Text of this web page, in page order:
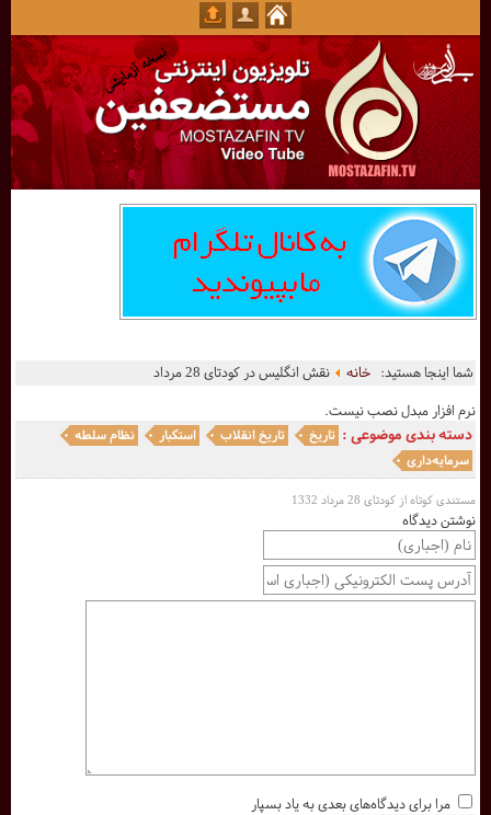
شما اینجا هستید:خانه
نقش انگلیس در کودتای 28 مرداد
نرم افزار مبدل نصب نیست.
دسته بندی موضوعی : تاریخ تاریخ انقلاب استکبار
نظام سلطه
سرمایه‌داری
مستندی کوتاه از کودتای 28 مرداد 1332
نوشتن دیدگاه
مرا برای دیدگاه‌های بعدی به یاد بسپار